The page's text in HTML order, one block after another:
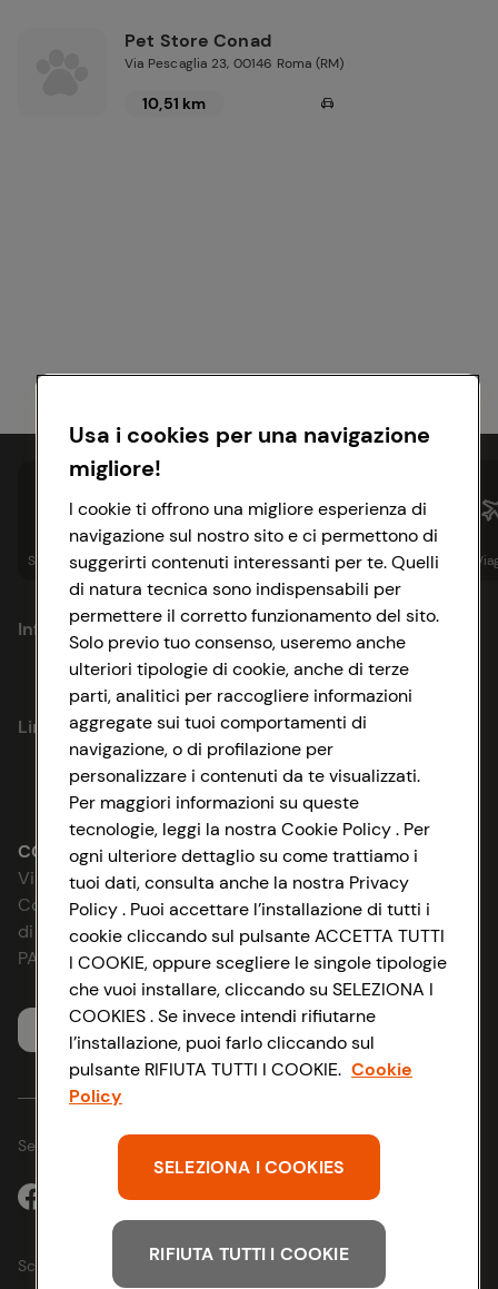
Pet Store Conad
Via Pescaglia 23, 00146 Roma (RM)
10,51 km
Spesa online Assicurazioni Sapori& Istituzionale
Informazioni
Privacy Policy
Cookie Policy
Impostazioni Cookie
Accessibilità
D&I e Parità di Genere
Strategia Fiscale
Link utili
Lavora con noi
Le cooperative
News & Approfondimenti
Richiami prodotto
Whistleblowing
CONAD SOCIETÀ COOPERATIVA
Via Michelino, 59 | 40127 BOLOGNA
Codice Fiscale e Registro Imprese
di Bologna 00865960157
PARTITA IVA 03320960374
Seguici sui Social:
Scarica l'app
Usa i cookies per una navigazione
migliore!
I cookie ti offrono una migliore esperienza di
navigazione sul nostro sito e ci permettono di
suggerirti contenuti interessanti per te. Quelli
di natura tecnica sono indispensabili per
permettere il corretto funzionamento del sito.
Solo previo tuo consenso, useremo anche
ulteriori tipologie di cookie, anche di terze
parti, analitici per raccogliere informazioni
aggregate sui tuoi comportamenti di
navigazione, o di profilazione per
personalizzare i contenuti da te visualizzati.
Per maggiori informazioni su queste
tecnologie, leggi la nostra Cookie Policy . Per
ogni ulteriore dettaglio su come trattiamo i
tuoi dati, consulta anche la nostra Privacy
Policy . Puoi accettare l’installazione di tutti i
cookie cliccando sul pulsante ACCETTA TUTTI
I COOKIE, oppure scegliere le singole tipologie
che vuoi installare, cliccando su SELEZIONA I
COOKIES . Se invece intendi rifiutarne
l’installazione, puoi farlo cliccando sul
pulsante RIFIUTA TUTTI I COOKIE. Cookie
Policy
SELEZIONA I COOKIES
RIFIUTA TUTTI I COOKIE